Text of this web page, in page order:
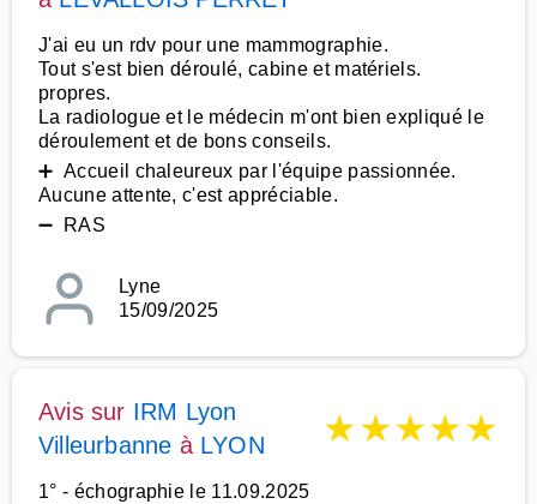
J'ai eu un rdv pour une mammographie.
Tout s'est bien déroulé, cabine et matériels.
propres.
La radiologue et le médecin m'ont bien expliqué le
déroulement et de bons conseils.
➕ Accueil chaleureux par l'équipe passionnée.
Aucune attente, c'est appréciable.
➖ RAS
Lyne
15/09/2025
Avis sur IRM Lyon
Villeurbanne à LYON ★★★★★
1° - échographie le 11.09.2025